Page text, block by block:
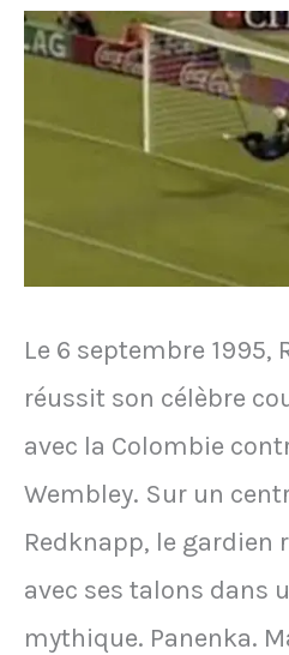
Le 6 septembre 1995,
réussit son célèbre
avec la Colombie
Wembley. Sur un
Redknapp, le gardien
avec ses talons dans
mythique. Panenka.